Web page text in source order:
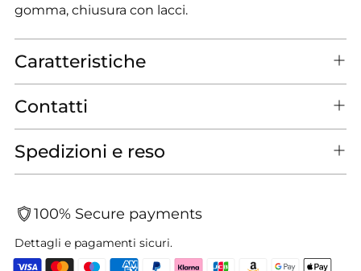
gomma, chiusura con lacci.
Caratteristiche
Contatti
Spedizioni e reso
100% Secure payments
Dettagli e pagamenti sicuri.